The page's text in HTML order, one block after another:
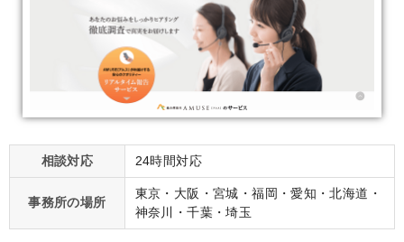
相談対応 24時間対応
事務所の場所
東京・大阪・宮城・福岡・愛知・北海道・
神奈川・千葉・埼玉